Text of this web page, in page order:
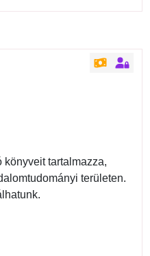
tartalmazza,
területen.